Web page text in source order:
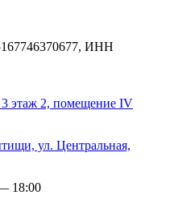
ИНН
этаж 2, помещение IV
ул. Центральная,
18:00